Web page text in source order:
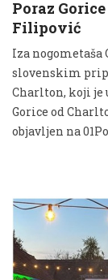
Poraz
Filipović
Iza
slovenskim
Charlton, koji je
Gorice od
objavljen na